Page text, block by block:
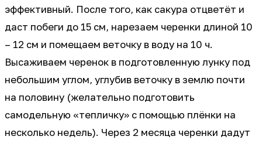
эффективный. После того, как сакура отцветёт и
даст побеги до 15 см, нарезаем черенки длиной 10
– 12 см и помещаем веточку в воду на 10 ч.
Высаживаем черенок в подготовленную лунку под
небольшим углом, углубив веточку в землю почти
на половину (желательно подготовить
самодельную «тепличку» с помощью плёнки на
несколько недель). Через 2 месяца черенки дадут